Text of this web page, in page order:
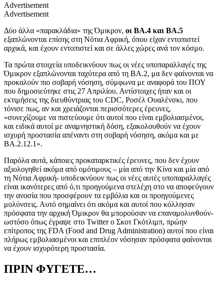
Advertisement
Advertisement
Δύο άλλα «παρακλάδια» της Όμικρον, οι ΒΑ.4 και ΒΑ.5
εξαπλώνονται επίσης στη Νότια Αφρική, όπου είχαν εντοπιστεί
αρχικά, και έχουν εντοπιστεί και σε άλλες χώρες ανά τον κόσμο.
Τα πρώτα στοιχεία υποδεικνύουν πως οι νέες υποπαραλλαγές της
Όμικρον εξαπλώνονται ταχύτερα από τη ΒΑ.2, μα δεν φαίνονται να
προκαλούν πιο σοβαρή νόσηση, σύμφωνα με αναφορά του ΠΟΥ
που δημοσιεύτηκε στις 27 Απριλίου. Αντίστοιχες ήταν και οι
εκτιμήσεις της διευθύντριας του CDC, Ροσέλ Ουαλένσκι, που
τόνισε πως, αν και χρειάζονται περισσότερες έρευνες,
«συνεχίζουμε να πιστεύουμε ότι αυτοί που είναι εμβολιασμένοι,
και ειδικά αυτοί με αναμνηστική δόση, εξακολουθούν να έχουν
ισχυρή προστασία απέναντι στη σοβαρή νόσηση, ακόμα και με
ΒΑ.2.12.1».
Παρόλα αυτά, κάποιες προκαταρκτικές έρευνες, που δεν έχουν
αξιολογηθεί ακόμα από ομότιμους – μία από την Κίνα και μία από
τη Νότια Αφρική- υποδεικνύουν πως οι νέες αυτές υποπαραλλαγές
είναι ικανότερες από ό,τι προηγούμενα στελέχη στο να αποφεύγουν
την ανοσία που προσφέρουν τα εμβόλια και οι προηγούμενες
μολύνσεις. Αυτό σημαίνει ότι ακόμα και αυτοί που κόλλησαν
πρόσφατα την αρχική Όμικρον θα μπορούσαν να επαναμολυνθούν-
ωστόσο όπως έγραψε στο Twitterο Σκοτ Γκότλιμπ, πρώην
επίτροπος της FDA (Food and Drug Administration) αυτοί που είναι
πλήρως εμβολιασμένοι και επιπλέον νόσησαν πρόσφατα φαίνονται
να έχουν ισχυρότερη προστασία.
ΠΡΙΝ ΦΥΓΕΤΕ…